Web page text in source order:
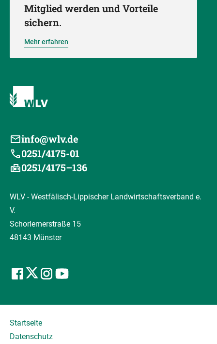
Mitglied werden und Vorteile
sichern.
Mehr erfahren
info@wlv.de
0251/4175-01
0251/4175–136
WLV - Westfälisch-Lippischer Landwirtschaftsverband e.
V.
Schorlemerstraße 15
48143 Münster
Startseite
Datenschutz